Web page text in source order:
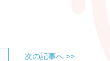
次の記事へ >>